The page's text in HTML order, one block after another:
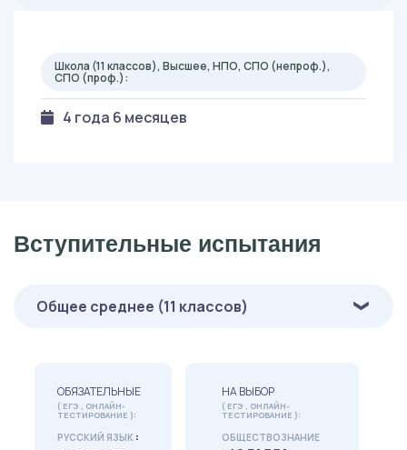
Школа (11 классов), Высшее, НПО, СПО (непроф.),
СПО (проф.):
4 года 6 месяцев
Вступительные испытания
Общее среднее (11 классов)
ОБЯЗАТЕЛЬНЫЕ
( ЕГЭ , ОНЛАЙН-
ТЕСТИРОВАНИЕ ):
РУССКИЙ ЯЗЫК :
НА ВЫБОР
( ЕГЭ , ОНЛАЙН-
ТЕСТИРОВАНИЕ ):
ОБЩЕСТВОЗНАНИЕ